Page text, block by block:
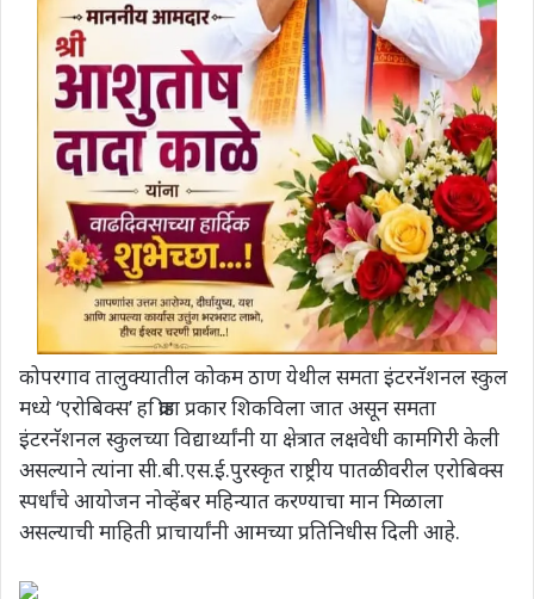
कोपरगाव तालुक्यातील कोकम ठाण येथील समता इंटरनॅशनल स्कुल
मध्ये ‘एरोबिक्स’ हा क्रीडा प्रकार शिकविला जात असून समता
इंटरनॅशनल स्कुलच्या विद्यार्थ्यांनी या क्षेत्रात लक्षवेधी कामगिरी केली
असल्याने त्यांना सी.बी.एस.ई.पुरस्कृत राष्ट्रीय पातळीवरील एरोबिक्स
स्पर्धांचे आयोजन नोव्हेंबर महिन्यात करण्याचा मान मिळाला
असल्याची माहिती प्राचार्यांनी आमच्या प्रतिनिधीस दिली आहे.